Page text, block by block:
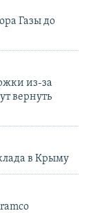
Газы до
из-за
вернуть
в Крыму